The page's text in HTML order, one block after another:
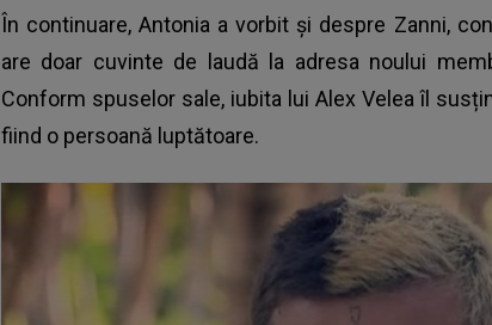
În continuare, Antonia a vorbit și despre Zanni,
are doar cuvinte de laudă la adresa noului
Conform spuselor sale, iubita lui Alex Velea îl
fiind o persoană luptătoare.